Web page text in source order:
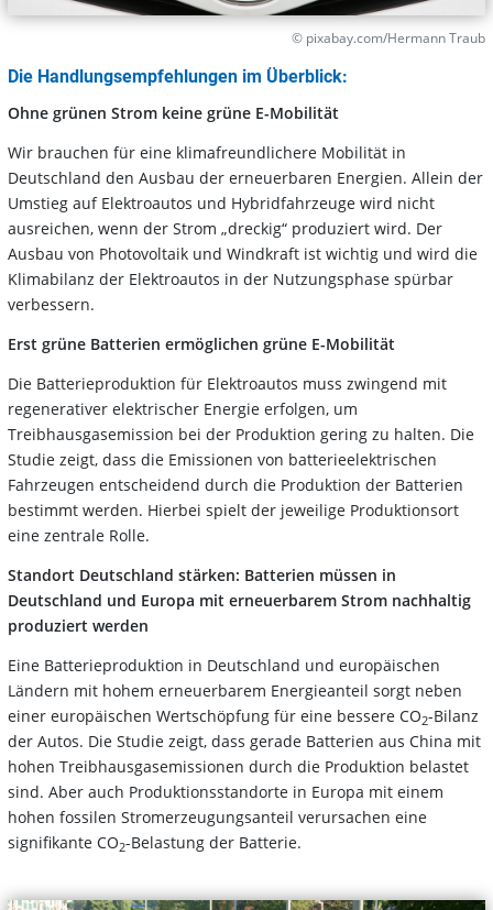
© pixabay.com/Hermann Traub
Die Handlungsempfehlungen im Überblick:
Ohne grünen Strom keine grüne E-Mobilität
Wir brauchen für eine klimafreundlichere Mobilität in
Deutschland den Ausbau der erneuerbaren Energien. Allein der
Umstieg auf Elektroautos und Hybridfahrzeuge wird nicht
ausreichen, wenn der Strom „dreckig“ produziert wird. Der
Ausbau von Photovoltaik und Windkraft ist wichtig und wird die
Klimabilanz der Elektroautos in der Nutzungsphase spürbar
verbessern.
Erst grüne Batterien ermöglichen grüne E-Mobilität
Die Batterieproduktion für Elektroautos muss zwingend mit
regenerativer elektrischer Energie erfolgen, um
Treibhausgasemission bei der Produktion gering zu halten. Die
Studie zeigt, dass die Emissionen von batterieelektrischen
Fahrzeugen entscheidend durch die Produktion der Batterien
bestimmt werden. Hierbei spielt der jeweilige Produktionsort
eine zentrale Rolle.
Standort Deutschland stärken: Batterien müssen in
Deutschland und Europa mit erneuerbarem Strom nachhaltig
produziert werden
Eine Batterieproduktion in Deutschland und europäischen
Ländern mit hohem erneuerbarem Energieanteil sorgt neben
einer europäischen Wertschöpfung für eine bessere CO2-Bilanz
der Autos. Die Studie zeigt, dass gerade Batterien aus China mit
hohen Treibhausgasemissionen durch die Produktion belastet
sind. Aber auch Produktionsstandorte in Europa mit einem
hohen fossilen Stromerzeugungsanteil verursachen eine
signifikante CO2-Belastung der Batterie.